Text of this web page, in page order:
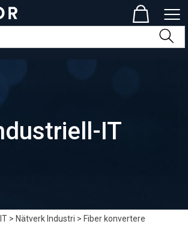
IT
>Nätverk Industri>Fiber konvertere